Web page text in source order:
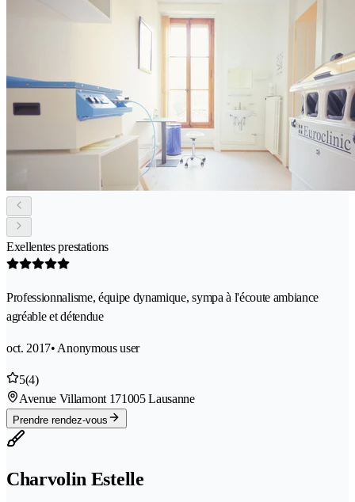
Exellentes prestations
Professionnalisme, équipe dynamique, sympa à l'écoute ambiance
agréable et détendue
oct. 2017• Anonymous user
5(4)
Avenue Villamont 171005 Lausanne
Prendre rendez-vous
Charvolin Estelle